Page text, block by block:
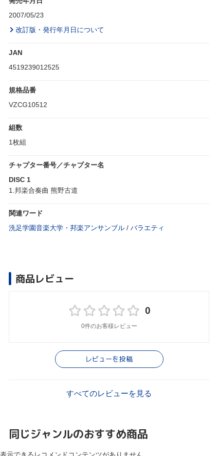
2007/05/23
改訂版・発行年月日について
JAN
4519239012525
規格品番
VZCG10512
組数
1枚組
チャプター番号／チャプター名
DISC 1
1.邦楽合奏曲 熊野古道
関連ワード
洗足学園音楽大学・邦楽アンサンブル / バラエティ
商品レビュー
0
0件のお客様レビュー
レビューを投稿
すべてのレビューを見る
同じジャンルのおすすめ商品